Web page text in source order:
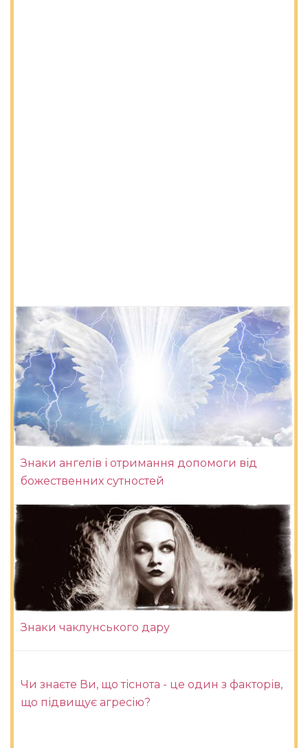
Знаки ангелів і отримання допомоги від
божественних сутностей
Знаки чаклунського дару
Чи знаєте Ви, що тіснота - це один з факторів,
що підвищує агресію?